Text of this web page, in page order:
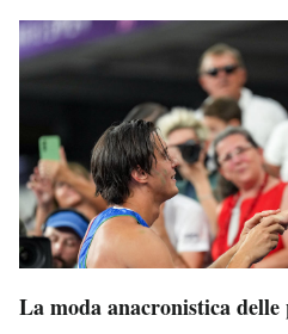
La moda anacronistica